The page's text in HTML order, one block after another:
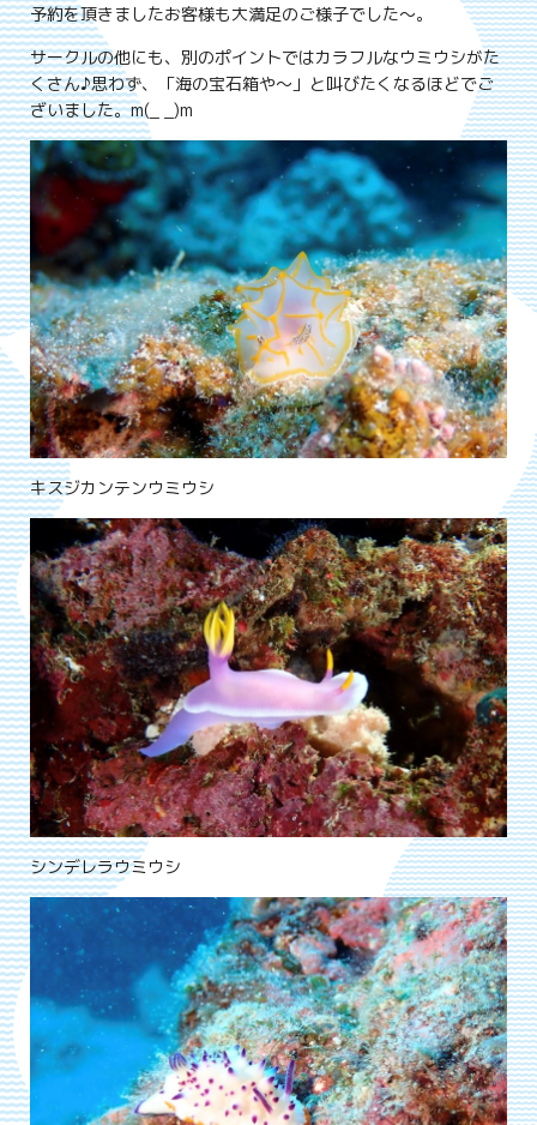
予約を頂きましたお客様も大満足のご様子でした～。
サークルの他にも、別のポイントではカラフルなウミウシがた
くさん♪思わず、「海の宝石箱や～」と叫びたくなるほどでご
ざいました。m(_ _)m
キスジカンテンウミウシ
シンデレラウミウシ